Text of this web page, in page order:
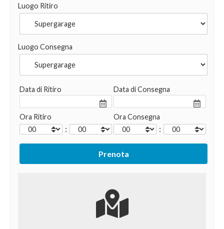
Luogo Ritiro
Luogo Consegna
Data di Ritiro
Ora Ritiro
:
Data di Consegna
Ora Consegna
: